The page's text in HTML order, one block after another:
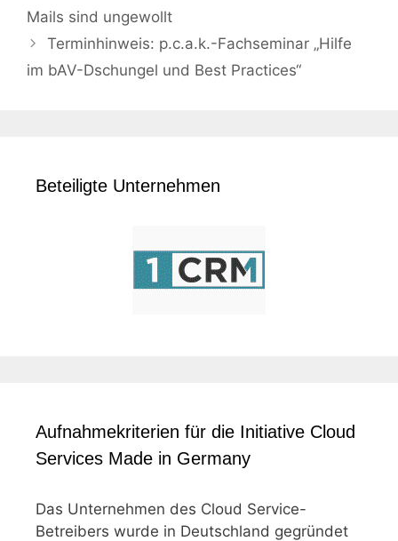
Mails sind ungewollt
Terminhinweis: p.c.a.k.-Fachseminar „Hilfe
im bAV-Dschungel und Best Practices“
Beteiligte Unternehmen
Aufnahmekriterien für die Initiative Cloud
Services Made in Germany
Das Unternehmen des Cloud Service-
Betreibers wurde in Deutschland gegründet